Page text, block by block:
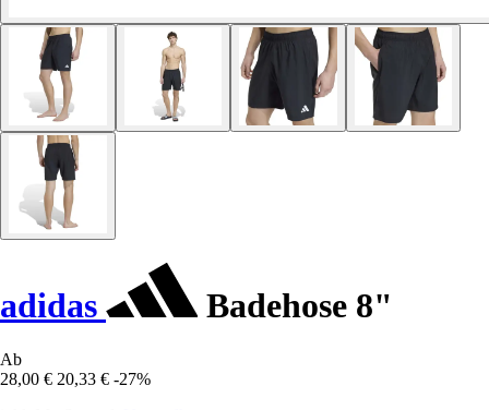
adidas Badehose 8"
Ab
28,00 € 20,33 € -27%